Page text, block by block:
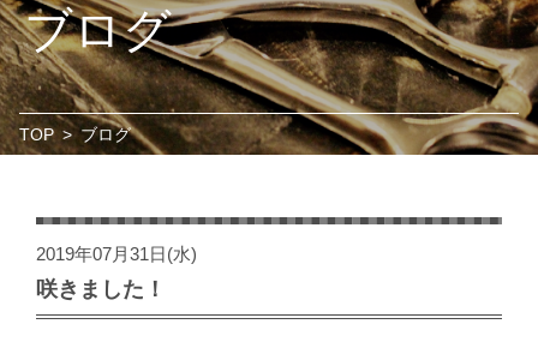
ブログ
TOP > ブログ
2019年07月31日(水)
咲きました！